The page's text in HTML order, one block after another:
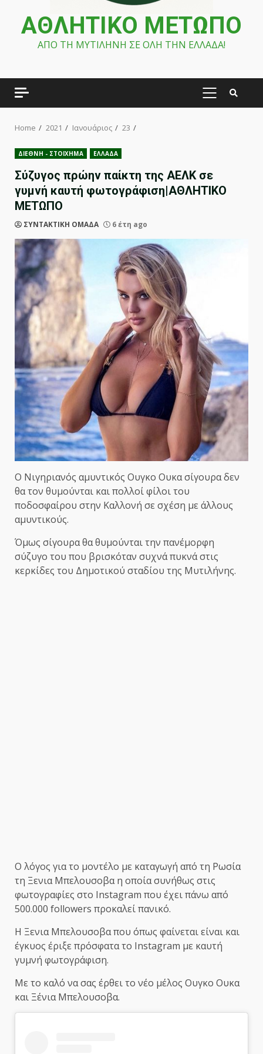
ΑΘΛΗΤΙΚΟ ΜΕΤΩΠΟ
ΑΠΟ ΤΗ ΜΥΤΙΛΗΝΗ ΣΕ ΟΛΗ ΤΗΝ ΕΛΛΑΔΑ!
PRIMARY
Home 2021 Ιανουάριος 23
ΔΙΕΘΝΗ - ΣΤΟΙΧΗΜΑ ΕΛΛΑΔΑ
Σύζυγος πρώην παίκτη της ΑΕΛΚ σε
γυμνή καυτή φωτογράφιση|ΑΘΛΗΤΙΚΟ
ΜΕΤΩΠΟ
ΣΥΝΤΑΚΤΙΚΗ ΟΜΑΔΑ 6 έτη ago
Ο Νιγηριανός αμυντικός Ουγκο Ουκα σίγουρα δεν
θα τον θυμούνται και πολλοί φίλοι του
ποδοσφαίρου στην Καλλονή σε σχέση με άλλους
αμυντικούς.
Όμως σίγουρα θα θυμούνται την πανέμορφη
σύζυγο του που βρισκόταν συχνά πυκνά στις
κερκίδες του Δημοτικού σταδίου της Μυτιλήνης.
Ο λόγος για το μοντέλο με καταγωγή από τη Ρωσία
τη Ξενια Μπελουσοβα η οποία συνήθως στις
φωτογραφίες στο Instagram που έχει πάνω από
500.000 followers προκαλεί πανικό.
Η Ξενια Μπελουσοβα που όπως φαίνεται είναι και
έγκυος έριξε πρόσφατα το Instagram με καυτή
γυμνή φωτογράφιση.
Με το καλό να σας έρθει το νέο μέλος Ουγκο Ουκα
και Ξένια Μπελουσοβα.